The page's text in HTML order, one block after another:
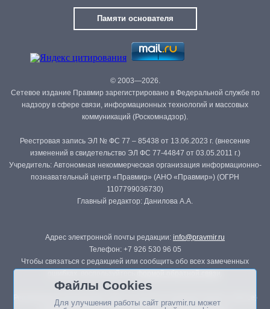
Памяти основателя
© 2003—2026.
Сетевое издание Правмир зарегистрировано в Федеральной службе по
надзору в сфере связи, информационных технологий и массовых
коммуникаций (Роскомнадзор).
Реестровая запись ЭЛ № ФС 77 – 85438 от 13.06.2023 г. (внесение
изменений в свидетельство ЭЛ ФС 77-44847 от 03.05.2011 г.)
Учредитель: Автономная некоммерческая организация информационно-
познавательный центр «Правмир» (АНО «Правмир») (ОГРН
1107799036730)
Главный редактор: Данилова А.А.
Адрес электронной почты редакции: info@pravmir.ru
Телефон: +7 926 530 96 05
Чтобы связаться с редакцией или сообщить обо всех замеченных
Републикация материалов сайта в печатных изданиях (книгах, прессе)
Файлы Cookies
Для улучшения работы сайт pravmir.ru может